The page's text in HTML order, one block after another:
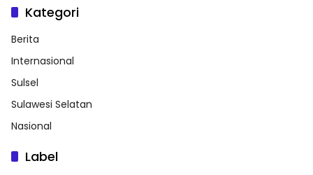
Kategori
Berita
Internasional
Sulsel
Sulawesi Selatan
Nasional
Label